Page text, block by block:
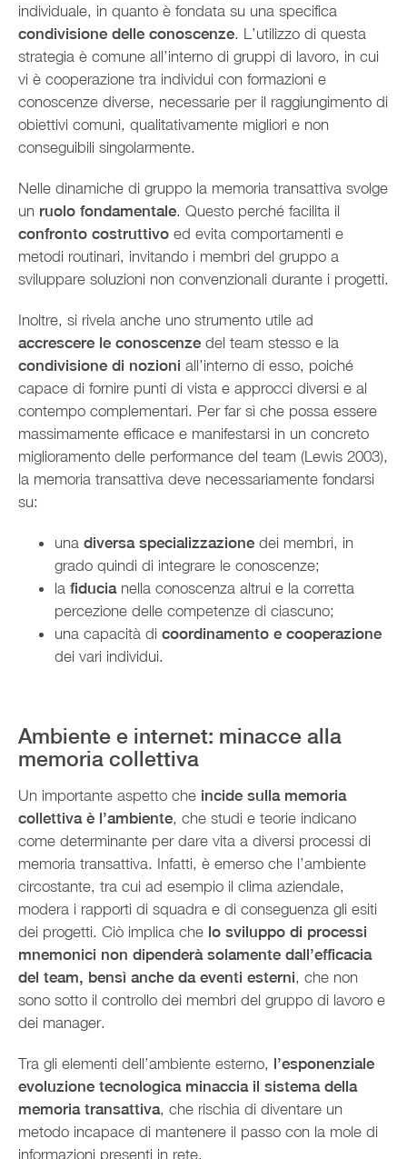
individuale, in quanto è fondata su una specifica
condivisione delle conoscenze. L’utilizzo di questa
strategia è comune all’interno di gruppi di lavoro, in cui
vi è cooperazione tra individui con formazioni e
conoscenze diverse, necessarie per il raggiungimento di
obiettivi comuni, qualitativamente migliori e non
conseguibili singolarmente.
Nelle dinamiche di gruppo la memoria transattiva svolge
un ruolo fondamentale. Questo perché facilita il
confronto costruttivo ed evita comportamenti e
metodi routinari, invitando i membri del gruppo a
sviluppare soluzioni non convenzionali durante i progetti.
Inoltre, si rivela anche uno strumento utile ad
accrescere le conoscenze del team stesso e la
condivisione di nozioni all’interno di esso, poiché
capace di fornire punti di vista e approcci diversi e al
contempo complementari. Per far sì che possa essere
massimamente efficace e manifestarsi in un concreto
miglioramento delle performance del team (Lewis 2003),
la memoria transattiva deve necessariamente fondarsi
su:
una diversa specializzazione dei membri, in
grado quindi di integrare le conoscenze;
la fiducianella conoscenza altrui e la corretta
percezione delle competenze di ciascuno;
una capacità di coordinamento e cooperazione
dei vari individui.
Ambiente e internet: minacce alla
memoria collettiva
Un importante aspetto che incide sulla memoria
collettiva è l’ambiente, che studi e teorie indicano
come determinante per dare vita a diversi processi di
memoria transattiva. Infatti, è emerso che l’ambiente
circostante, tra cui ad esempio il clima aziendale,
modera i rapporti di squadra e di conseguenza gli esiti
dei progetti. Ciò implica che lo sviluppo di processi
mnemonici non dipenderà solamente dall’efficacia
del team, bensì anche da eventi esterni, che non
sono sotto il controllo dei membri del gruppo di lavoro e
dei manager.
Tra gli elementi dell’ambiente esterno, l’esponenziale
evoluzione tecnologica minaccia il sistema della
memoria transattiva, che rischia di diventare un
metodo incapace di mantenere il passo con la mole di
informazioni presenti in rete.